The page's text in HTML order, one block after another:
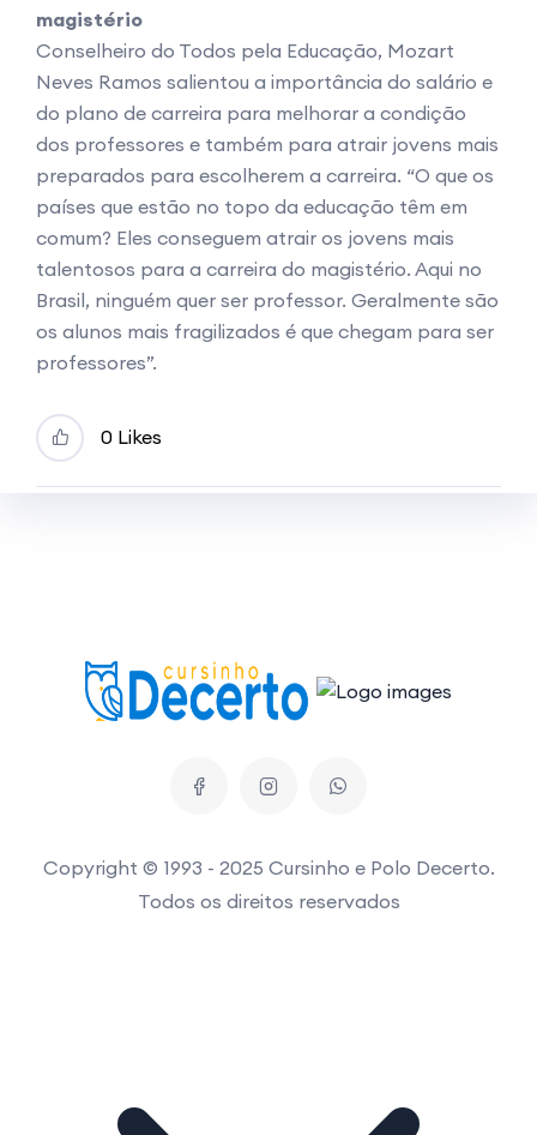
magistério
Conselheiro do Todos pela Educação, Mozart
Neves Ramos salientou a importância do salário e
do plano de carreira para melhorar a condição
dos professores e também para atrair jovens mais
preparados para escolherem a carreira. “O que os
países que estão no topo da educação têm em
comum? Eles conseguem atrair os jovens mais
talentosos para a carreira do magistério. Aqui no
Brasil, ninguém quer ser professor. Geralmente são
os alunos mais fragilizados é que chegam para ser
professores”.
0 Likes
Copyright © 1993 - 2025 Cursinho e Polo Decerto.
Todos os direitos reservados